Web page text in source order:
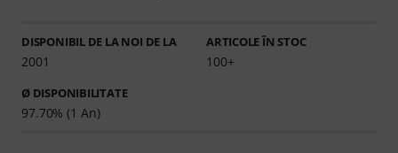
DISPONIBIL DE LA NOI DE LA
2001
ARTICOLE ÎN STOC
100+
Ø DISPONIBILITATE
97.70% (1 An)